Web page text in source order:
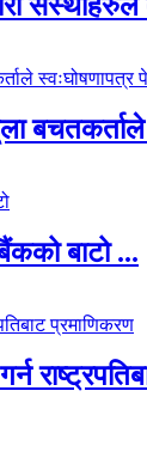
संस्थाहरुले
बचतकर्ताले
बाटो ...